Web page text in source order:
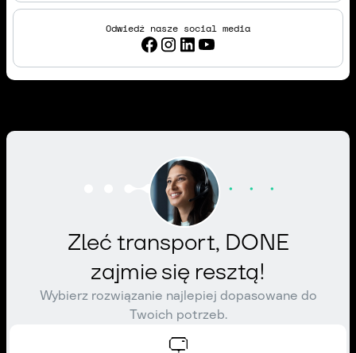
Odwiedź nasze social media
Zleć transport, DONE
zajmie się resztą!
Wybierz rozwiązanie najlepiej dopasowane do
Twoich potrzeb.